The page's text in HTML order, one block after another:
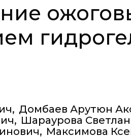
, Домбаев Арутюн
, Шараурова
, Максимова